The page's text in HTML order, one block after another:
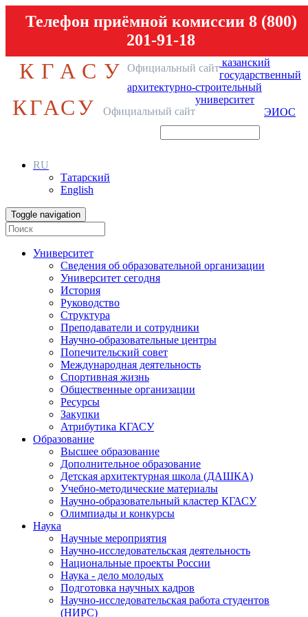
Телефон приёмной комиссии 8 (800)
201-91-18
КГАСУ Официальный сайт казанский
государственный
архитектурно-строительный
университет
КГАСУ Официальный сайт ЭИОС
RU
Татарский
English
Toggle navigation
Университет
Сведения об образовательной организации
Университет сегодня
История
Руководство
Структура
Преподаватели и сотрудники
Научно-образовательные центры
Попечительский совет
Международная деятельность
Спортивная жизнь
Общественные организации
Ресурсы
Закупки
Атрибутика КГАСУ
Образование
Высшее образование
Дополнительное образование
Детская архитектурная школа (ДАШКА)
Учебно-методические материалы
Научно-образовательный кластер КГАСУ
Олимпиады и конкурсы
Наука
Научные мероприятия
Научно-исследовательская деятельность
Национальные проекты России
Наука - дело молодых
Подготовка научных кадров
Научно-исследовательская работа студентов
(НИРС)